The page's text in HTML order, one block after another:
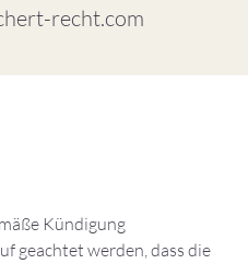
recht.com
Kündigung
geachtet werden, dass die